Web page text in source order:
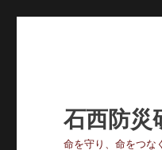
石西防災
命を守り、命をつな